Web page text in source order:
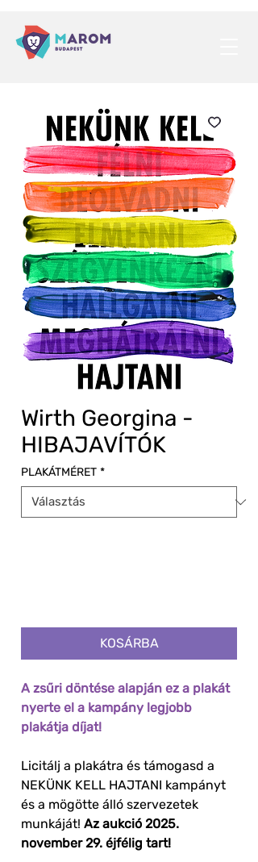
Wirth Georgina -
HIBAJAVÍTÓK
PLAKÁTMÉRET *
KOSÁRBA
A zsűri döntése alapján ez a plakát
nyerte el a kampány legjobb
plakátja díjat!
Licitálj a plakátra és támogasd a
NEKÜNK KELL HAJTANI kampányt
és a mögötte álló szervezetek
munkáját! Az aukció 2025.
november 29. éjfélig tart!